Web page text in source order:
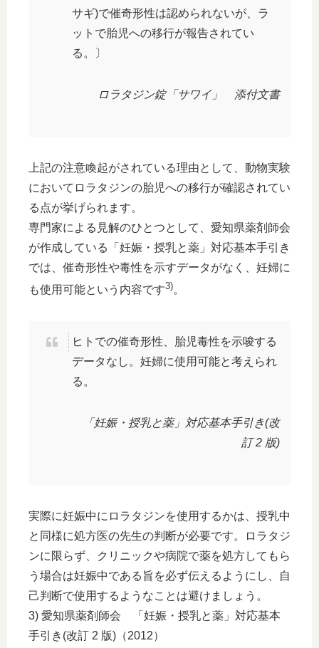
サギ)で催奇形性は認められないが、ラ
ットで胎児への移行が報告されてい
る。〕
ロラタジン錠「サワイ」 添付文書
上記の注意喚起がされている理由として、動物実験
においてロラタジンの胎児への移行が確認されてい
る点が挙げられます。
専門家による見解のひとつとして、愛知県薬剤師会
が作成している「妊娠・授乳と薬」対応基本手引き
では、催奇形性や毒性を示すデータがなく、妊婦に
も使用可能という内容です3)。
ヒトでの催奇形性、胎児毒性を示唆する
データなし。妊婦に使用可能と考えられ
る。
「妊娠・授乳と薬」対応基本手引き(改
訂 2 版)
実際に妊娠中にロラタジンを使用するかは、授乳中
と同様に処方医の先生の判断が必要です。ロラタジ
ンに限らず、クリニックや病院で薬を処方してもら
う場合は妊娠中である旨を必ず伝えるようにし、自
己判断で使用するようなことは避けましょう。
3) 愛知県薬剤師会 「妊娠・授乳と薬」対応基本
手引き(改訂 2 版)（2012）